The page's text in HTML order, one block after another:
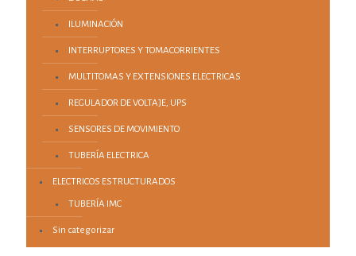
ILUMINACIÓN
INTERRUPTORES Y TOMACORRIENTES
MULTITOMAS Y EXTENSIONES ELECTRICAS
REGULADOR DE VOLTAJE, UPS
SENSORES DE MOVIMIENTO
TUBERÍA ELECTRICA
ELECTRICOS ESTRUCTURADOS
TUBERÍA IMC
Sin categorizar